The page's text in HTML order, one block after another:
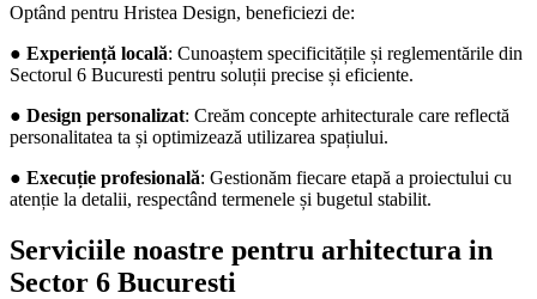
Optând pentru Hristea Design, beneficiezi de:
● Experiență locală: Cunoaștem specificitățile și reglementările din
Sectorul 6 Bucuresti pentru soluții precise și eficiente.
● Design personalizat: Creăm concepte arhitecturale care reflectă
personalitatea ta și optimizează utilizarea spațiului.
● Execuție profesională: Gestionăm fiecare etapă a proiectului cu
atenție la detalii, respectând termenele și bugetul stabilit.
Serviciile noastre pentru arhitectura in
Sector 6 Bucuresti